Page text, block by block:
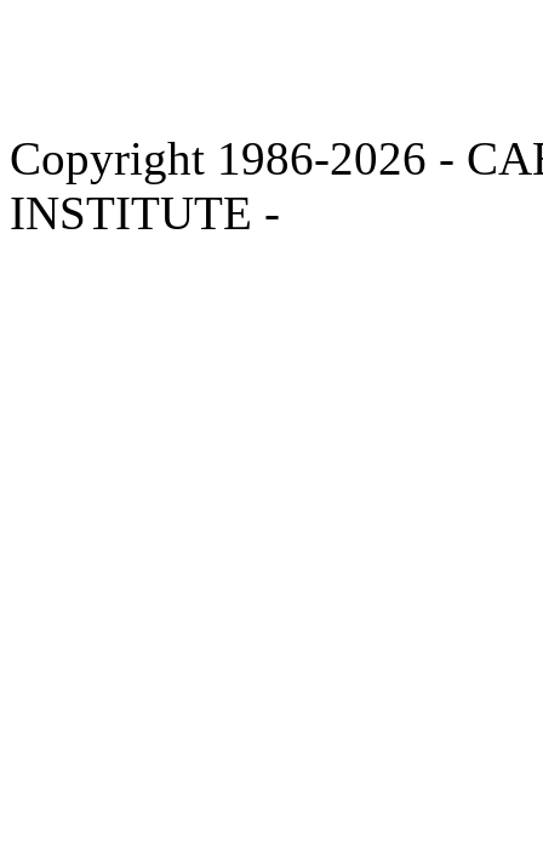
Copyright 1986-2026 -
INSTITUTE -